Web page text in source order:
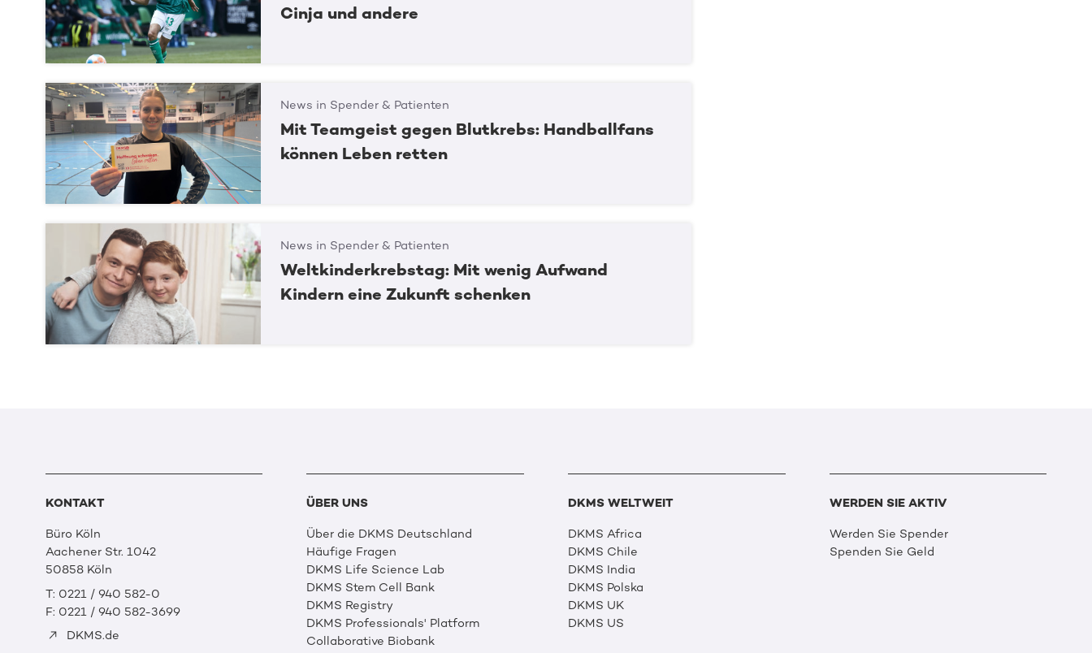
Cinja und andere
News in Spender & Patienten
Mit Teamgeist gegen Blutkrebs: Handballfans
können Leben retten
News in Spender & Patienten
Weltkinderkrebstag: Mit wenig Aufwand
Kindern eine Zukunft schenken
KONTAKT
Büro Köln
Aachener Str. 1042
50858 Köln
T: 0221 / 940 582-0
F: 0221 / 940 582-3699
DKMS.de
ÜBER UNS
Über die DKMS Deutschland
Häufige Fragen
DKMS Life Science Lab
DKMS Stem Cell Bank
DKMS Registry
DKMS Professionals' Platform
Collaborative Biobank
DKMS WELTWEIT
DKMS Africa
DKMS Chile
DKMS India
DKMS Polska
DKMS UK
DKMS US
WERDEN SIE AKTIV
Werden Sie Spender
Spenden Sie Geld